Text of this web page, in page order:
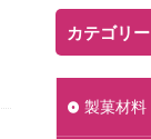
カテゴリー
製菓材料